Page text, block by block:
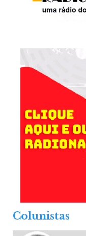
Colunistas